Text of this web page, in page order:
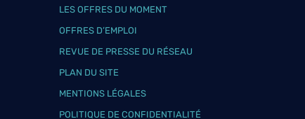
LES OFFRES DU MOMENT
OFFRES D’EMPLOI
REVUE DE PRESSE DU RÉSEAU
PLAN DU SITE
MENTIONS LÉGALES
POLITIQUE DE CONFIDENTIALITÉ